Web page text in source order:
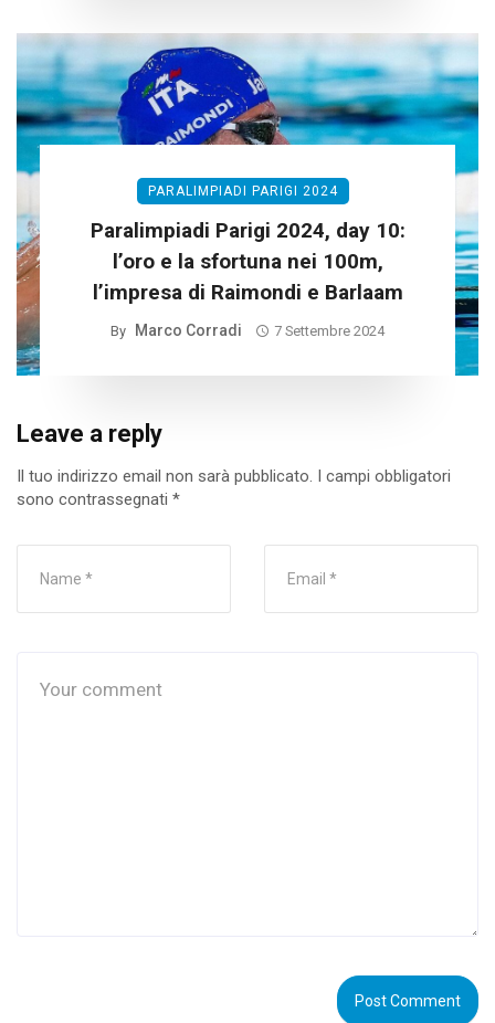
PARALIMPIADI PARIGI 2024
Paralimpiadi Parigi 2024, day 10:
l’oro e la sfortuna nei 100m,
l’impresa di Raimondi e Barlaam
By Marco Corradi 7 Settembre 2024
Leave a reply
Il tuo indirizzo email non sarà pubblicato.
I campi obbligatori
sono contrassegnati *